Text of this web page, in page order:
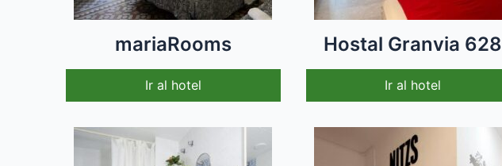
mariaRooms
Ir al hotel
Hostal Granvia 628
Ir al hotel